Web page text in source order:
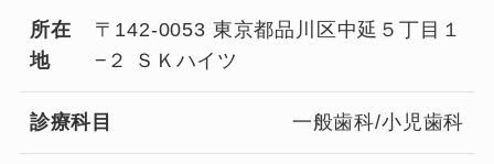
所在
地
〒142-0053 東京都品川区中延５丁目１
−２ ＳＫハイツ
診療科目 一般歯科/小児歯科